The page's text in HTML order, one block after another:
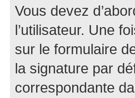
Vous devez
l’utilisateur. Une
sur le formulaire
la signature par
correspondante